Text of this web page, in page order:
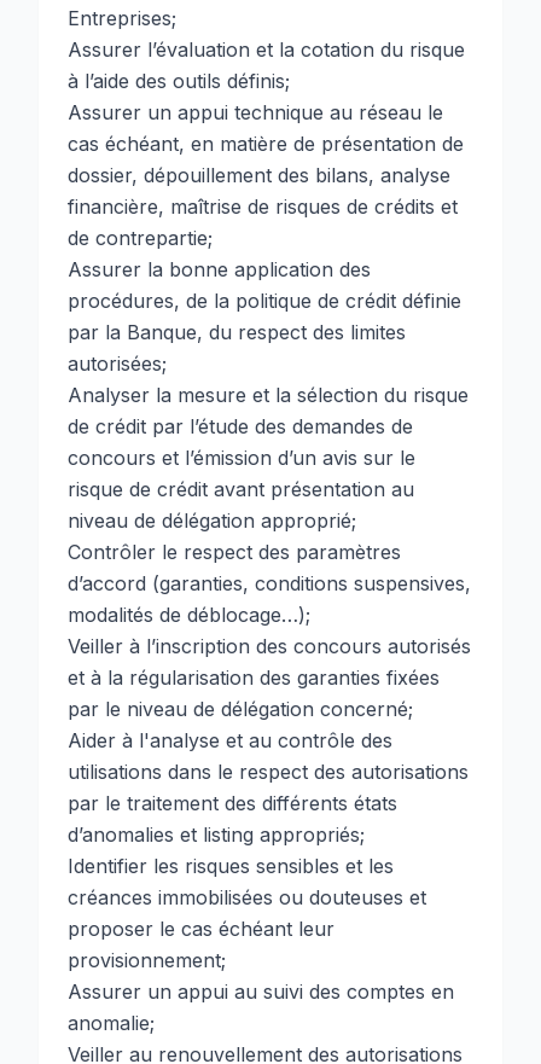
Entreprises;
Assurer l’évaluation et la cotation du risque
à l’aide des outils définis;
Assurer un appui technique au réseau le
cas échéant, en matière de présentation de
dossier, dépouillement des bilans, analyse
financière, maîtrise de risques de crédits et
de contrepartie;
Assurer la bonne application des
procédures, de la politique de crédit définie
par la Banque, du respect des limites
autorisées;
Analyser la mesure et la sélection du risque
de crédit par l’étude des demandes de
concours et l’émission d’un avis sur le
risque de crédit avant présentation au
niveau de délégation approprié;
Contrôler le respect des paramètres
d’accord (garanties, conditions suspensives,
modalités de déblocage…);
Veiller à l’inscription des concours autorisés
et à la régularisation des garanties fixées
par le niveau de délégation concerné;
Aider à l'analyse et au contrôle des
utilisations dans le respect des autorisations
par le traitement des différents états
d’anomalies et listing appropriés;
Identifier les risques sensibles et les
créances immobilisées ou douteuses et
proposer le cas échéant leur
provisionnement;
Assurer un appui au suivi des comptes en
anomalie;
Veiller au renouvellement des autorisations